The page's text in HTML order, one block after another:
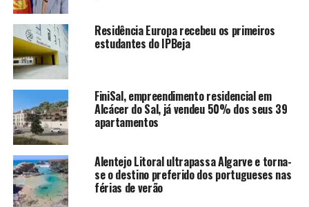
Residência Europa recebeu os primeiros
estudantes do IPBeja
FiniSal, empreendimento residencial em
Alcácer do Sal, já vendeu 50% dos seus 39
apartamentos
Alentejo Litoral ultrapassa Algarve e torna-
se o destino preferido dos portugueses nas
férias de verão